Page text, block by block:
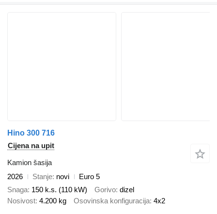
Hino 300 716
Cijena na upit
Kamion šasija
2026
Stanje novi
Euro 5
Snaga 150 k.s. (110 kW) Gorivo dizel
Nosivost 4.200 kg Osovinska konfiguracija 4x2